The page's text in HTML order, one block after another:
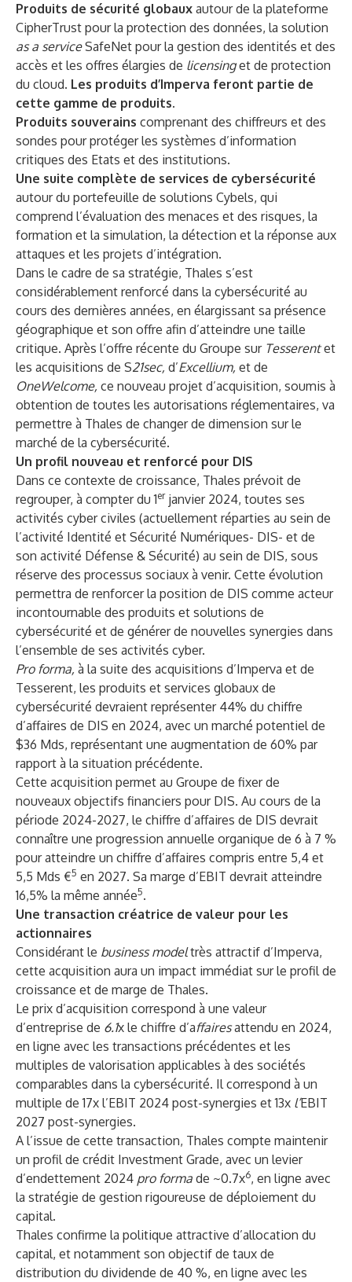
Produits de sécurité globaux autour de la plateforme
CipherTrust pour la protection des données, la solution
as a serviceSafeNet pour la gestion des identités et des
accès et les offres élargies de licensinget de protection
du cloud. Les produits d’Imperva feront partie de
cette gamme de produits.
Produits souverains comprenant des chiffreurs et des
sondes pour protéger les systèmes d’information
critiques des Etats et des institutions.
Une suite complète de services de cybersécurité
autour du portefeuille de solutions Cybels, qui
comprend l’évaluation des menaces et des risques, la
formation et la simulation, la détection et la réponse aux
attaques et les projets d’intégration.
Dans le cadre de sa stratégie, Thales s’est
considérablement renforcé dans la cybersécurité au
cours des dernières années, en élargissant sa présence
géographique et son offre afin d’atteindre une taille
critique. Après l’offre récente du Groupe sur Tesserentet
les acquisitions de S21sec, d’Excellium, et de
OneWelcome, ce nouveau projet d’acquisition, soumis à
obtention de toutes les autorisations réglementaires, va
permettre à Thales de changer de dimension sur le
marché de la cybersécurité.
Un profil nouveau et renforcé pour DIS
Dans ce contexte de croissance, Thales prévoit de
regrouper, à compter du 1erjanvier 2024, toutes ses
activités cyber civiles (actuellement réparties au sein de
l’activité Identité et Sécurité Numériques- DIS- et de
son activité Défense & Sécurité) au sein de DIS, sous
réserve des processus sociaux à venir. Cette évolution
permettra de renforcer la position de DIS comme acteur
incontournable des produits et solutions de
cybersécurité et de générer de nouvelles synergies dans
l’ensemble de ses activités cyber.
Pro forma, à la suite des acquisitions d’Imperva et de
Tesserent, les produits et services globaux de
cybersécurité devraient représenter 44% du chiffre
d’affaires de DIS en 2024, avec un marché potentiel de
$36 Mds, représentant une augmentation de 60% par
rapport à la situation précédente.
Cette acquisition permet au Groupe de fixer de
nouveaux objectifs financiers pour DIS. Au cours de la
période 2024-2027, le chiffre d’affaires de DIS devrait
connaître une progression annuelle organique de 6 à 7 %
pour atteindre un chiffre d’affaires compris entre 5,4 et
5,5 Mds €5 en 2027. Sa marge d’EBIT devrait atteindre
16,5% la même année5.
Une transaction créatrice de valeur pour les
actionnaires
Considérant le business modeltrès attractif d’Imperva,
cette acquisition aura un impact immédiat sur le profil de
croissance et de marge de Thales.
Le prix d’acquisition correspond à une valeur
d’entreprise de 6.1x le chiffre d’affairesattendu en 2024,
en ligne avec les transactions précédentes et les
multiples de valorisation applicables à des sociétés
comparables dans la cybersécurité. Il correspond à un
multiple de 17x l’EBIT 2024 post-synergies et 13x l’EBIT
2027 post-synergies.
A l’issue de cette transaction, Thales compte maintenir
un profil de crédit Investment Grade, avec un levier
d’endettement 2024 pro forma de ~0.7x6, en ligne avec
la stratégie de gestion rigoureuse de déploiement du
capital.
Thales confirme la politique attractive d’allocation du
capital, et notamment son objectif de taux de
distribution du dividende de 40 %, en ligne avec les